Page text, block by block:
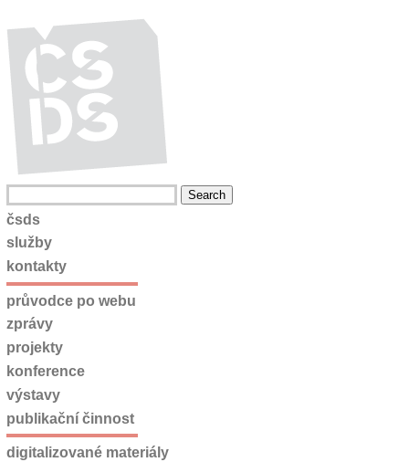
čsds
služby
kontakty
průvodce po webu
zprávy
projekty
konference
výstavy
publikační činnost
digitalizované materiály